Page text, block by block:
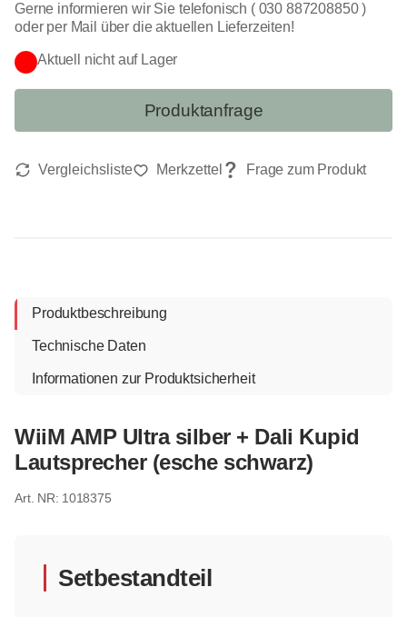
Aktuell nicht auf Lager
Gerne informieren wir Sie telefonisch ( 030 887208850 )
oder per Mail über die aktuellen Lieferzeiten!
Produktanfrage
Produktbeschreibung
Technische Daten
Informationen zur Produktsicherheit
WiiM AMP Ultra silber + Dali Kupid
Lautsprecher (esche schwarz)
1018375
Setbestandteil